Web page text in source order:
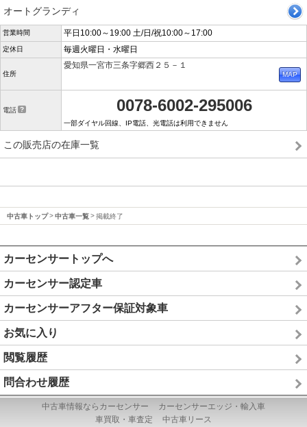
オートグランディ
営業時間 平日10:00～19:00 土/日/祝10:00～17:00
定休日 毎週火曜日・水曜日
住所
愛知県一宮市三条字郷西２５－１
電話 0078-6002-295006
一部ダイヤル回線、IP電話、光電話は利用できません
この販売店の在庫一覧
中古車トップ 中古車一覧 掲載終了
カーセンサートップへ
カーセンサー認定車
カーセンサーアフター保証対象車
お気に入り
閲覧履歴
問合わせ履歴
中古車情報ならカーセンサー
カーセンサーエッジ・輸入車
車買取・車査定
中古車リース